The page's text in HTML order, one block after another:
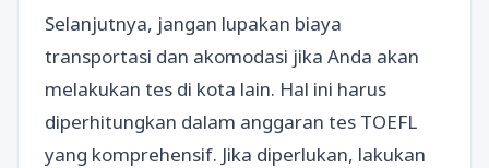
Selanjutnya, jangan lupakan biaya
transportasi dan akomodasi jika Anda akan
melakukan tes di kota lain. Hal ini harus
diperhitungkan dalam anggaran tes TOEFL
yang komprehensif. Jika diperlukan, lakukan